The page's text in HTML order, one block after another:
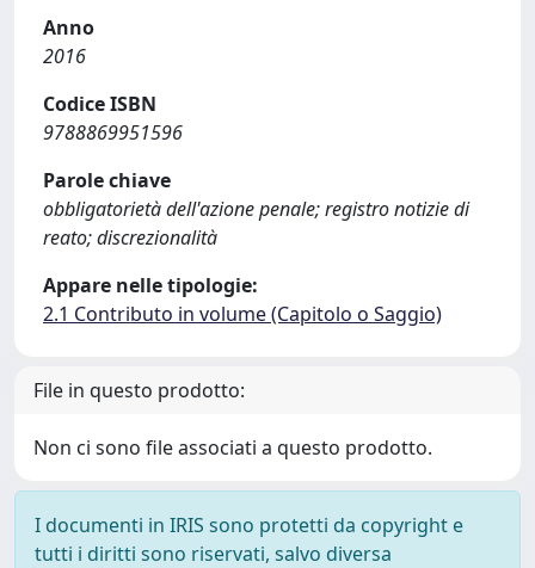
Anno
2016
Codice ISBN
9788869951596
Parole chiave
obbligatorietà dell'azione penale; registro notizie di
reato; discrezionalità
Appare nelle tipologie:
2.1 Contributo in volume (Capitolo o Saggio)
File in questo prodotto:
Non ci sono file associati a questo prodotto.
I documenti in IRIS sono protetti da copyright e
tutti i diritti sono riservati, salvo diversa